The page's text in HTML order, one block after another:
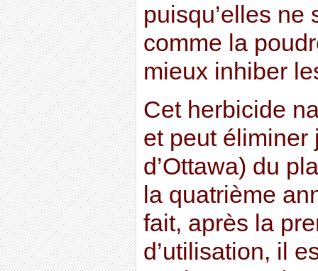
puisqu’elles ne
comme la
mieux inhiber
Cet herbicide
et peut éliminer
d’Ottawa) du
la quatrième
fait, après la
d’utilisation, il